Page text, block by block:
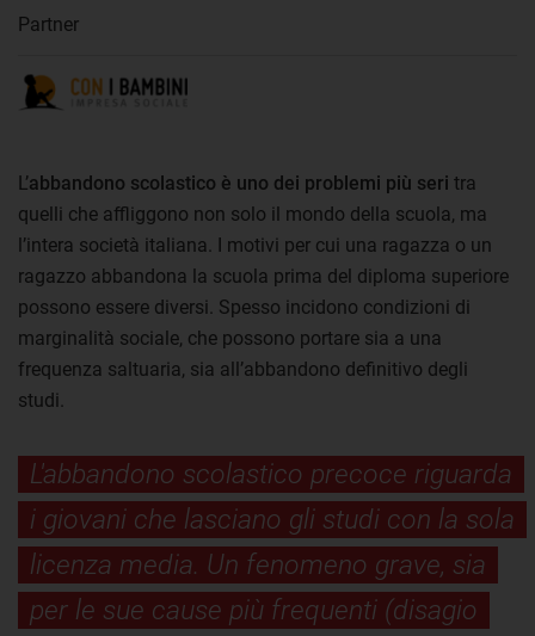
Partner
L’abbandono scolastico è uno dei problemi più seri tra
quelli che affliggono non solo il mondo della scuola, ma
l’intera società italiana. I motivi per cui una ragazza o un
ragazzo abbandona la scuola prima del diploma superiore
possono essere diversi. Spesso incidono condizioni di
marginalità sociale, che possono portare sia a una
frequenza saltuaria, sia all’abbandono definitivo degli
studi.
L'abbandono scolastico precoce riguarda
i giovani che lasciano gli studi con la sola
licenza media. Un fenomeno grave, sia
per le sue cause più frequenti (disagio